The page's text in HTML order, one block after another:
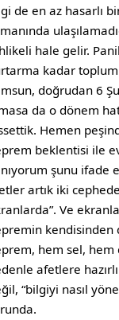
de en az hasarlı
hale gelir.
kadar
doğrudan 6
da o dönem
Hemen
beklentisi ile
şunu ifade
artık iki
Ve
kendisinden
hem sel, hem
afetlere
“bilgiyi nasıl